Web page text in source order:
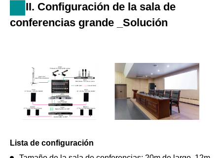
II. Configuración de la sala de
conferencias grande _Solución
Lista de configuración